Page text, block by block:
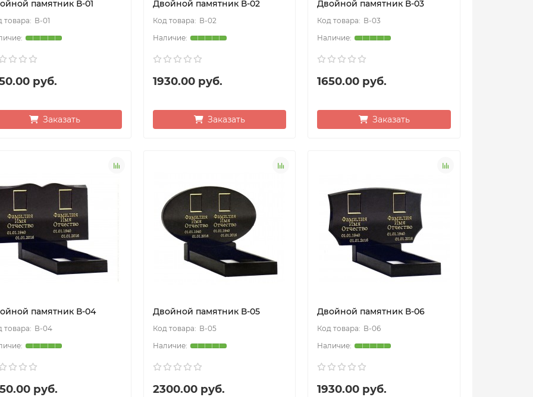
памятник В-01
В-01
руб.
Заказать
Двойной памятник В-02
В-02
1930.00 руб.
Заказать
Двойной памятник В-03
В-03
1650.00 руб.
Заказать
памятник В-04
В-04
руб.
Двойной памятник В-05
В-05
2300.00 руб.
Двойной памятник В-06
В-06
1930.00 руб.